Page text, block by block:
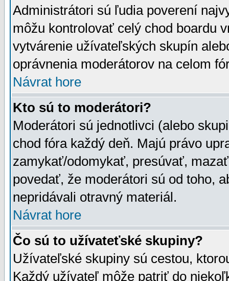
Administrátori sú ľudia poverení
môžu kontrolovať celý chod boardu
vytvárenie užívateľských skupín
oprávnenia moderátorov na celom
Návrat hore
Kto sú to moderátori?
Moderátori sú jednotlivci (alebo
chod fóra každý deň. Majú právo
zamykať/odomykať, presúvať,
povedať, že moderátori sú od toho,
nepridávali otravný materiál.
Návrat hore
Čo sú to užívateťské skupiny?
Užívateľské skupiny sú cestou,
Každý užívateľ môže patriť do